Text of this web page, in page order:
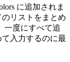
に追加されま
リストをまとめ
一度にすべて追
入力するのに最